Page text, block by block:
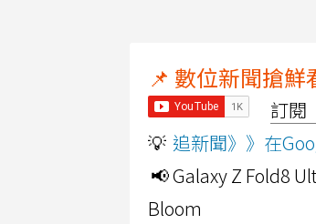
📌 數位新聞搶鮮
訂閱
💡 追新聞》》在
📢 Galaxy Z Fold8
Bloom